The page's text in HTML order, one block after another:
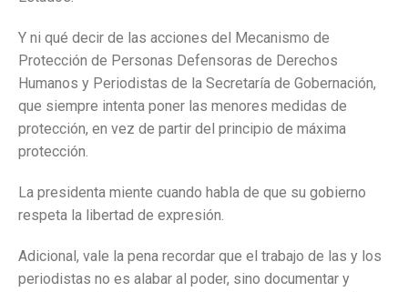
Y ni qué decir de las acciones del Mecanismo de
Protección de Personas Defensoras de Derechos
Humanos y Periodistas de la Secretaría de Gobernación,
que siempre intenta poner las menores medidas de
protección, en vez de partir del principio de máxima
protección.
La presidenta miente cuando habla de que su gobierno
respeta la libertad de expresión.
Adicional, vale la pena recordar que el trabajo de las y los
periodistas no es alabar al poder, sino documentar y